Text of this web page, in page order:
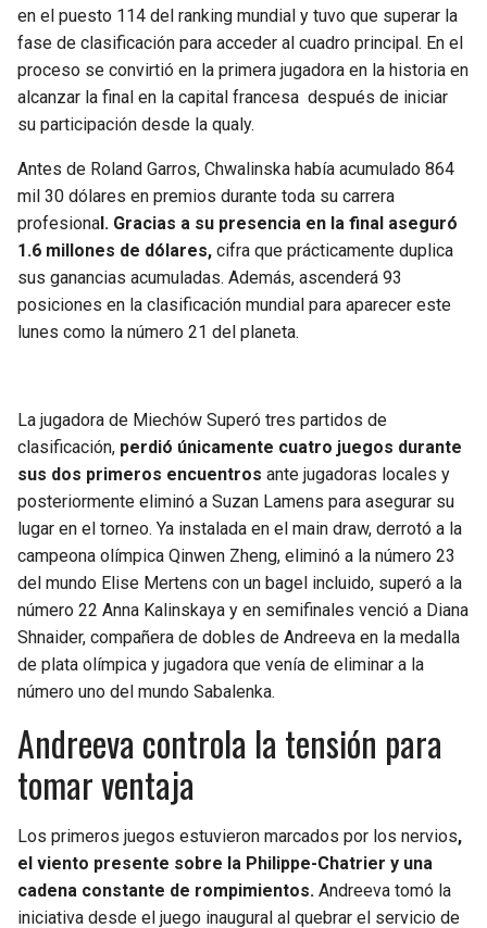
en el puesto 114 del ranking mundial y tuvo que superar la
fase de clasificación para acceder al cuadro principal. En el
proceso se convirtió en la primera jugadora en la historia en
alcanzar la final en la capital francesa después de iniciar
su participación desde la qualy.
Antes de Roland Garros, Chwalinska había acumulado 864
mil 30 dólares en premios durante toda su carrera
profesiona l. Gracias a su presencia en la final aseguró
1.6 millones de dólares, cifra que prácticamente duplica
sus ganancias acumuladas. Además, ascenderá 93
posiciones en la clasificación mundial para aparecer este
lunes como la número 21 del planeta.
La jugadora de Miechów Superó tres partidos de
clasificación, perdió únicamente cuatro juegos durante
sus dos primeros encuentros ante jugadoras locales y
posteriormente eliminó a Suzan Lamens para asegurar su
lugar en el torneo. Ya instalada en el main draw, derrotó a la
campeona olímpica Qinwen Zheng, eliminó a la número 23
del mundo Elise Mertens con un bagel incluido, superó a la
número 22 Anna Kalinskaya y en semifinales venció a Diana
Shnaider, compañera de dobles de Andreeva en la medalla
de plata olímpica y jugadora que venía de eliminar a la
número uno del mundo Sabalenka.
Andreeva controla la tensión para
tomar ventaja
Los primeros juegos estuvieron marcados por los nervios,
el viento presente sobre la Philippe-Chatrier y una
cadena constante de rompimientos. Andreeva tomó la
iniciativa desde el juego inaugural al quebrar el servicio de